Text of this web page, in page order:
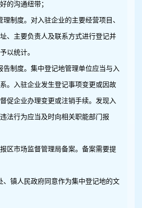
的沟通纽带；
理制度。对入驻企业的主要经营项目、
、主要负责人及联系方式进行登记并
以统计。
告制度。集中登记地管理单位应当与入
。入驻企业发生登记事项变更或因故
促企业办理变更或注销手续。发现入
法行为应当及时向相关职能部门报
区市场监督管理局备案。备案需要提
、镇人民政府同意作为集中登记地的文